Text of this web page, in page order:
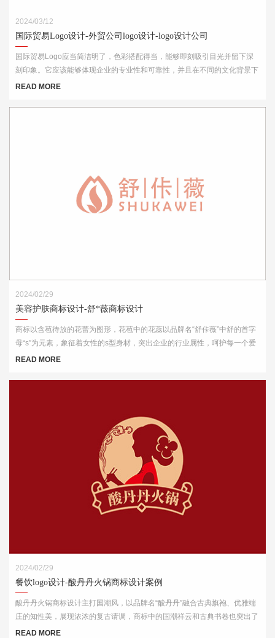
2024/03/12
国际贸易Logo设计-外贸公司logo设计-logo设计公司
国际贸易Logo应当简洁明了，色彩搭配得当，能够即刻吸引目光并留下深
刻印象。它应该能够体现企业的专业性和可靠性，并且在不同的文化背景下
都能够被理解和接受。此外，Logo的设计还需考虑到其在各种媒介上的应
READ MORE
2024/02/29
美容护肤商标设计-舒*薇商标设计
商标以含苞待放的花蕾为图形，花苞中的花蕊以品牌名“舒佧薇”中舒的首字
母“s”为元素，象征着女性的s型身材，突出企业的行业属性，呵护每一个爱
美的你。
READ MORE
2024/02/29
餐饮logo设计-酸丹丹火锅商标设计案例
酸丹丹火锅商标设计主打国潮风，以品牌名“酸丹丹”融合古典旗袍、优雅端
庄的知性美，展现浓浓的复古请调，商标中的国潮祥云和古典书卷也突出了
中式元素，“祥云”又代表了吉祥，喜庆，幸福，更有人间烟火的气息，象征
READ MORE